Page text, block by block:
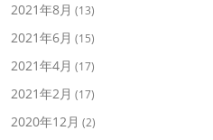
2021年8月 (13)
2021年6月 (15)
2021年4月 (17)
2021年2月 (17)
2020年12月 (2)